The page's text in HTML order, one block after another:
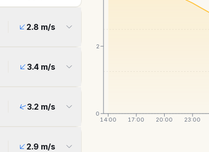
2.8 m/s
3.4m/s
3.2 m/s
2.9 m/s
14:00 17:00 20:00 23:00
0
2